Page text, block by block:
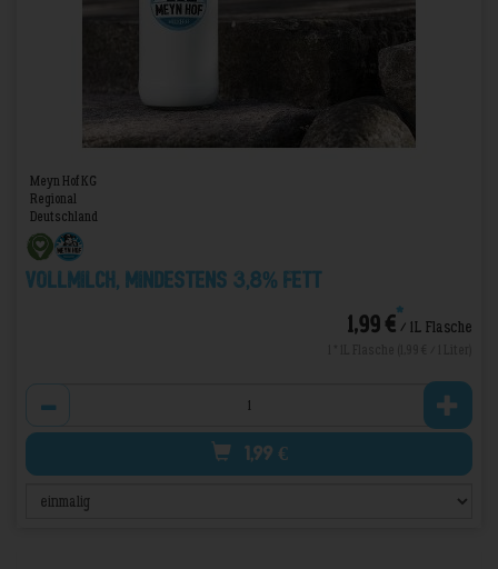
Meyn Hof KG
Regional
Deutschland
Vollmilch, mindestens 3,8% Fett
1,99 €*/ 1L Flasche
1,99 €